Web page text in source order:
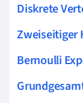
Diskrete
Zweiseitiger
Bernoulli